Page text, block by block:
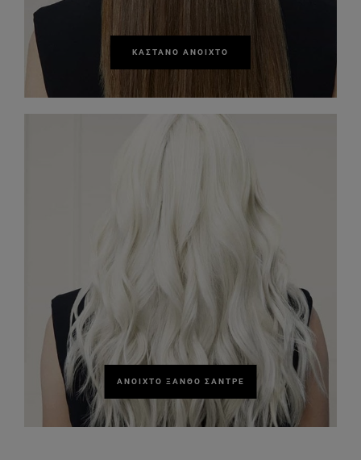
ΚΑΣΤΑΝΌ ΑΝΟΙΧΤΌ
ΑΝΟΙΧΤΌ ΞΑΝΘΌ ΣΑΝΤΡΈ